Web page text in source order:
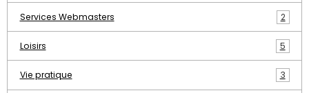
Services Webmasters 2
Loisirs 5
Vie pratique 3